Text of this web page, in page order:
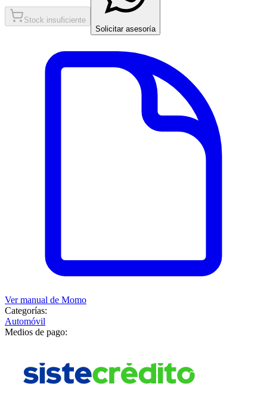
Stock insuficiente
Solicitar asesoría
Ver manual de Momo
Categorías:
Automóvil
Medios de pago: